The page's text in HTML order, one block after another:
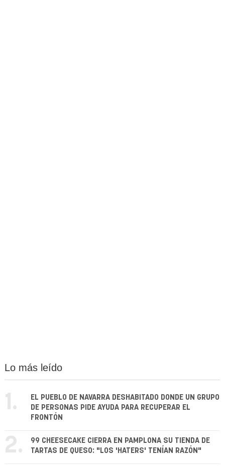
Lo más leído
1.
EL PUEBLO DE NAVARRA DESHABITADO DONDE UN GRUPO
DE PERSONAS PIDE AYUDA PARA RECUPERAR EL
FRONTÓN
2.
99 CHEESECAKE CIERRA EN PAMPLONA SU TIENDA DE
TARTAS DE QUESO: "LOS 'HATERS' TENÍAN RAZÓN"